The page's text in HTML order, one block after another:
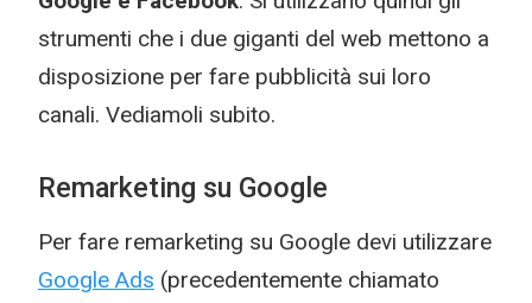
strumenti che i due giganti del web mettono a
disposizione per fare pubblicità sui loro
canali. Vediamoli subito.
Remarketing su Google
Per fare remarketing su Google devi utilizzare
Google Ads (precedentemente chiamato